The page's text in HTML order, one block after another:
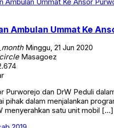
Ambulan Ummat Ke
Minggu, 21 Jun 2020
Masagoez
Purworejo dan DrW Peduli
pihak dalam menjalankan
menyerahkan satu unit mobil […]